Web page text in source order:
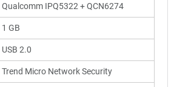
Qualcomm IPQ5322 + QCN6274
1 GB
USB 2.0
Trend Micro Network Security